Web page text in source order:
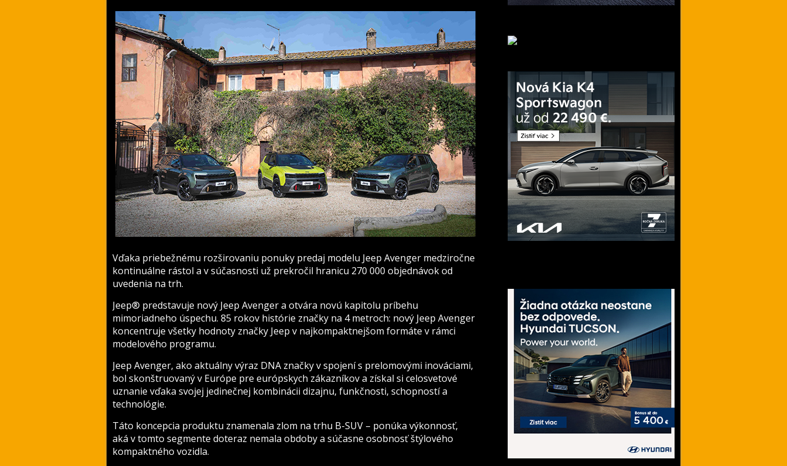
Vďaka priebežnému rozširovaniu ponuky predaj modelu Jeep Avenger medziročne
kontinuálne rástol a v súčasnosti už prekročil hranicu 270 000 objednávok od
uvedenia na trh.
Jeep® predstavuje nový Jeep Avenger a otvára novú kapitolu príbehu
mimoriadneho úspechu. 85 rokov histórie značky na 4 metroch: nový Jeep Avenger
koncentruje všetky hodnoty značky Jeep v najkompaktnejšom formáte v rámci
modelového programu.
Jeep Avenger, ako aktuálny výraz DNA značky v spojení s prelomovými inováciami,
bol skonštruovaný v Európe pre európskych zákazníkov a získal si celosvetové
uznanie vďaka svojej jedinečnej kombinácii dizajnu, funkčnosti, schopností a
technológie.
Táto koncepcia produktu znamenala zlom na trhu B-SUV – ponúka výkonnosť,
aká v tomto segmente doteraz nemala obdoby a súčasne osobnosť štýlového
kompaktného vozidla.